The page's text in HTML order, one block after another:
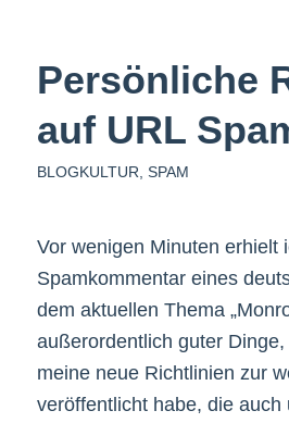
Persönliche
auf URL
BLOGKULTUR SPAM
Vor wenigen Minuten erhielt
Spamkommentar eines
dem aktuellen Thema
außerordentlich guter
meine neue Richtlinien zur
veröffentlicht habe, die auch